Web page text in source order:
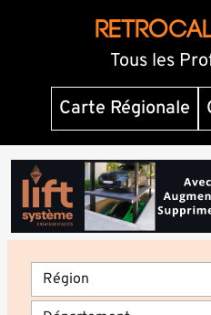
Tous les
Carte Régionale